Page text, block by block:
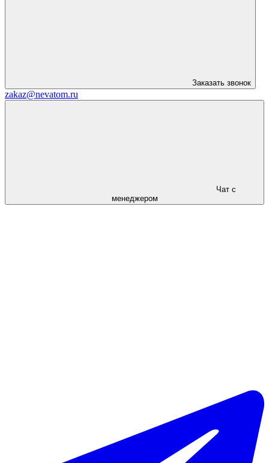
Заказать звонок
zakaz@nevatom.ru
Чат с
менеджером